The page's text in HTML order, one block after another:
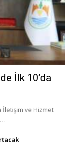
İlk 10’da
İletişim ve Hizmet